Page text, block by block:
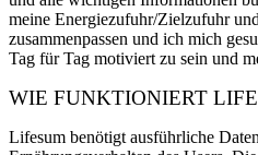
meine Energiezufuhr/Zielzufuhr
zusammenpassen und ich mich
Tag für Tag motiviert zu sein und
WIE FUNKTIONIERT
Lifesum benötigt ausführliche